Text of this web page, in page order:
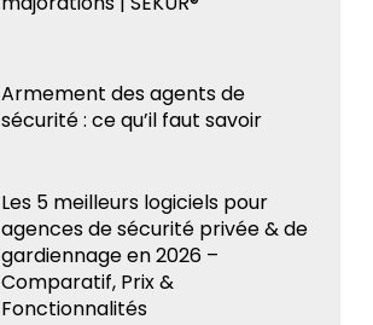
Armement des agents de
sécurité : ce qu’il faut savoir
Les 5 meilleurs logiciels pour
agences de sécurité privée & de
gardiennage en 2026 –
Comparatif, Prix &
Fonctionnalités